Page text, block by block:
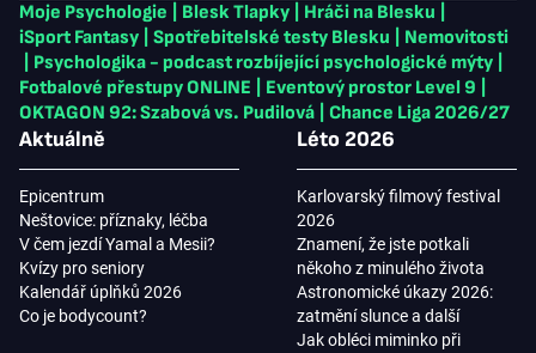
Moje Psychologie Blesk Tlapky Hráči na Blesku
iSport Fantasy
Spotřebitelské testy Blesku
Nemovitosti
Psychologika - podcast rozbíjející psychologické mýty
Fotbalové přestupy ONLINE
Eventový prostor Level 9
OKTAGON 92: Szabová vs. Pudilová
Chance Liga 2026/27
Aktuálně
Epicentrum
Neštovice: příznaky, léčba
V čem jezdí Yamal a Mesii?
Kvízy pro seniory
Kalendář úplňků 2026
Co je bodycount?
Léto 2026
Karlovarský filmový festival
2026
Znamení, že jste potkali
někoho z minulého života
Astronomické úkazy 2026:
zatmění slunce a další
Jak obléci miminko při